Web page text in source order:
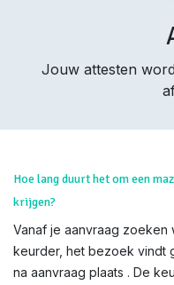
Jouw attesten
Hoe lang duurt het om een
krijgen?
Vanaf je aanvraag
keurder, het bezoek vindt
na aanvraag plaats . De